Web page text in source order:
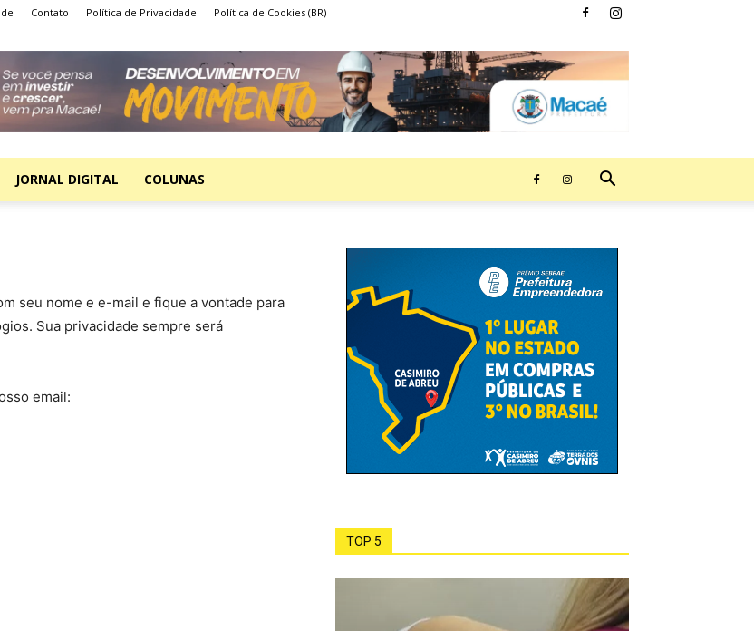
Contato Política de Privacidade Política de Cookies (BR)
JORNAL DIGITAL COLUNAS
seu nome e e-mail e fique a vontade para
Sua privacidade sempre será
email:
TOP 5